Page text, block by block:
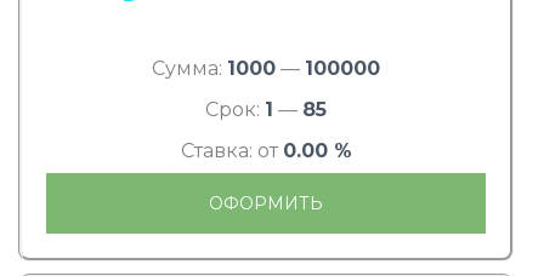
Сумма: 1000 — 100000
Срок: 1 — 85
Ставка: от 0.00 %
ОФОРМИТЬ